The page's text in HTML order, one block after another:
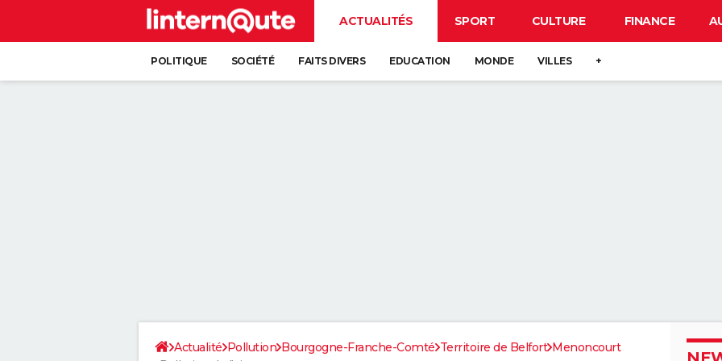
ACTUALITÉS SPORT CULTURE FINANCE
POLITIQUE SOCIÉTÉ FAITS DIVERS EDUCATION MONDE VILLES +
Actualité Pollution Bourgogne-Franche-Comté Territoire de Belfort Menoncourt